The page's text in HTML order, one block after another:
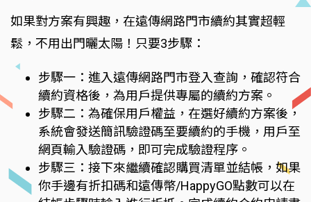
如果對方案有興趣，在遠傳網路門市續約其實超輕
鬆，不用出門曬太陽！只要3步驟：
步驟一：進入遠傳網路門市登入查詢，確認符合
續約資格後，為用戶提供專屬的續約方案。
步驟二：為確保用戶權益，在選好續約方案後，
系統會發送簡訊驗證碼至要續約的手機，用戶至
網頁輸入驗證碼，即可完成驗證程序。
步驟三：接下來繼續確認購買清單並結帳，如果
你手邊有折扣碼和遠傳幣/HappyGO點數可以在